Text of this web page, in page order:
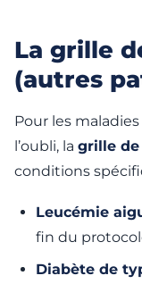
La grille
(autres
Pour les
l’oubli, la grille de
conditions
Leucémie
fin du
Diabète de